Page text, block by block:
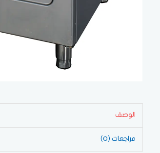
الوصف
مراجعات (0)